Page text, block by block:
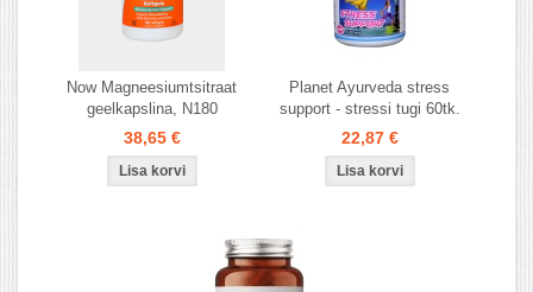
Now Magneesiumtsitraat
geelkapslina, N180
38,65 €
Planet Ayurveda stress
support - stressi tugi 60tk.
22,87 €